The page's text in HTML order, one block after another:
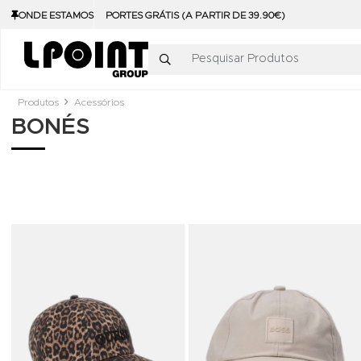
ONDE ESTAMOS PORTES GRÁTIS (A PARTIR DE 39.90€)
Pesquisar Produtos
Produtos Acessórios
BONÉS